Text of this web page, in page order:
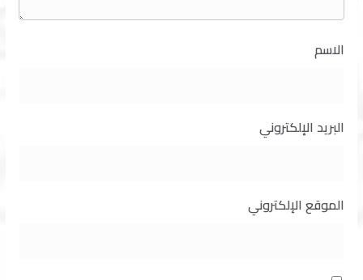
الاسم
البريد الإلكتروني
الموقع الإلكتروني